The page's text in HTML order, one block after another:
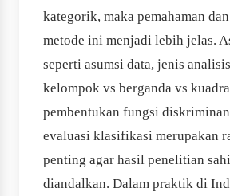
kategorik, maka pemahaman
metode ini menjadi lebih jelas.
seperti asumsi data, jenis
kelompok vs berganda vs
pembentukan fungsi
evaluasi klasifikasi merupakan
penting agar hasil penelitian
diandalkan. Dalam praktik di